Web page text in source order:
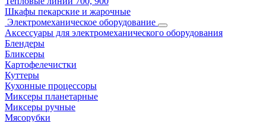
Шкафы пекарские и жарочные
Электромеханическое оборудование
Аксессуары для электромеханического оборудования
Блендеры
Бликсеры
Картофелечистки
Куттеры
Кухонные процессоры
Миксеры планетарные
Миксеры ручные
Мясорубки